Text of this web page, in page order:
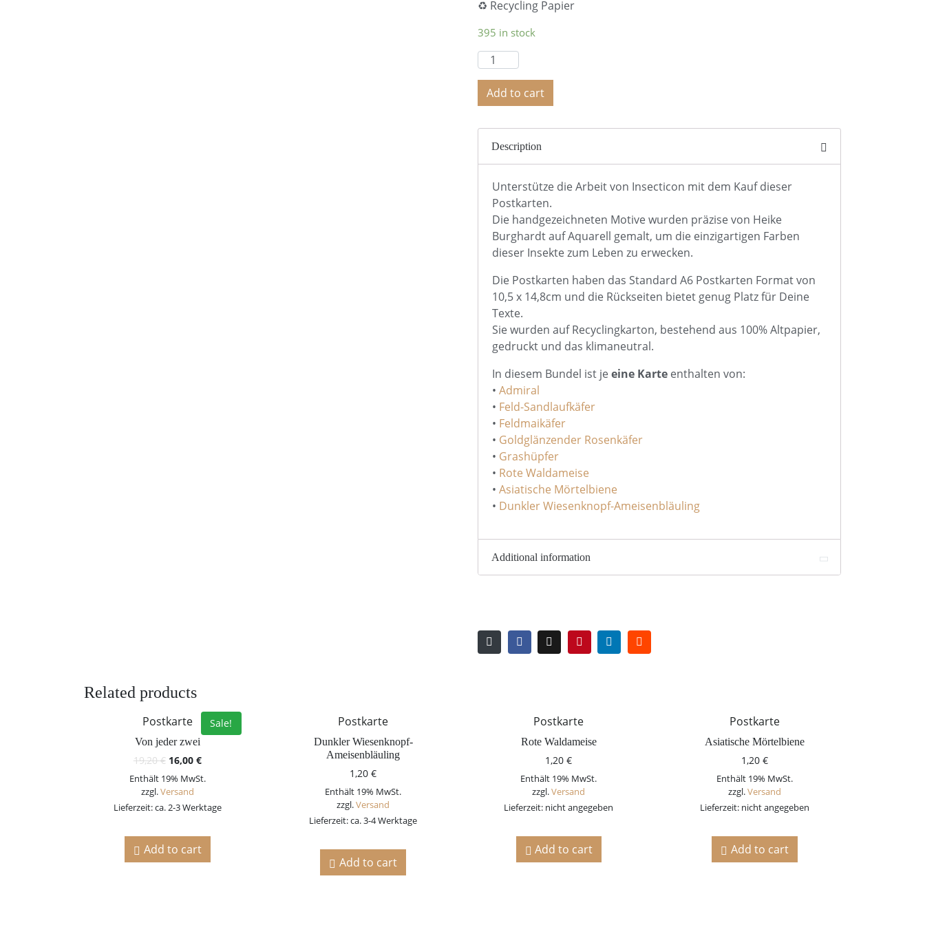
♻️ Recycling Papier
395 in stock
Add to cart
Description
Unterstütze die Arbeit von Insecticon mit dem Kauf dieser
Postkarten.
Die handgezeichneten Motive wurden präzise von Heike
Burghardt auf Aquarell gemalt, um die einzigartigen Farben
dieser Insekte zum Leben zu erwecken.
Die Postkarten haben das Standard A6 Postkarten Format von
10,5 x 14,8cm und die Rückseiten bietet genug Platz für Deine
Texte.
Sie wurden auf Recyclingkarton, bestehend aus 100% Altpapier,
gedruckt und das klimaneutral.
In diesem Bundel ist jeeine Karte enthalten von:
• Admiral
• Feld-Sandlaufkäfer
• Feldmaikäfer
• Goldglänzender Rosenkäfer
• Grashüpfer
• Rote Waldameise
• Asiatische Mörtelbiene
• Dunkler Wiesenknopf-Ameisenbläuling
Additional information
Related products
Sale!
Postkarte
Von jeder zwei
19,20€ 16,00 €
Enthält 19% MwSt.
zzgl.Versand
Lieferzeit: ca. 2-3 Werktage
Add to cart
Postkarte
Dunkler Wiesenknopf-
Ameisenbläuling
1,20€
Enthält 19% MwSt.
zzgl.Versand
Lieferzeit: ca. 3-4 Werktage
Add to cart
Postkarte
Rote Waldameise
1,20€
Enthält 19% MwSt.
zzgl.Versand
Lieferzeit: nicht angegeben
Add to cart
Postkarte
Asiatische Mörtelbiene
1,20 €
Enthält 19% MwSt.
zzgl.Versand
Lieferzeit: nicht angegeben
Add to cart